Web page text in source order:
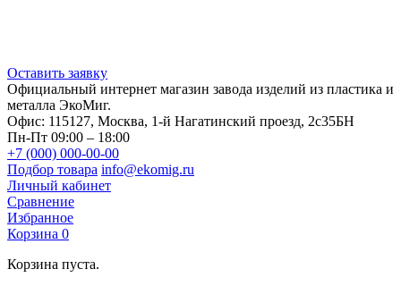
Оставить заявку
Официальный интернет магазин завода изделий из пластика и
металла ЭкоМиг.
Офис: 115127, Москва, 1-й Нагатинский проезд, 2с35БН
Пн-Пт 09:00 – 18:00
+7 (000) 000-00-00
Подбор товара info@ekomig.ru
Личный кабинет
Сравнение
Избранное
Корзина 0
Корзина пуста.